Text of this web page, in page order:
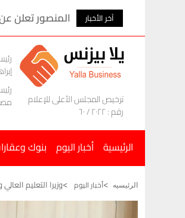
آخر الأخبار احتياطي النقد الأجنبي يرتفع
ترخيص المجلس الأعلى للإعلام
رقم : ٢٠٢٢ / ٦٠
الرئيسية أخبار اليوم بنوك
الرئيسيه أخبار اليوم وزيرا التعليم